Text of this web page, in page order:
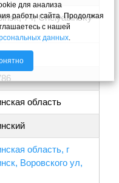
74, Chelyabinsky
область
область, г
Воровского ул,
для анализа
работы сайта. Продолжая
с нашей
данных.